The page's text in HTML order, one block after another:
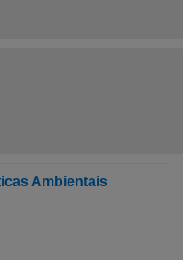
Ambientais